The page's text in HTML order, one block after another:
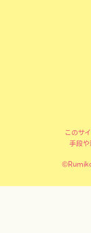
このサ
手段や